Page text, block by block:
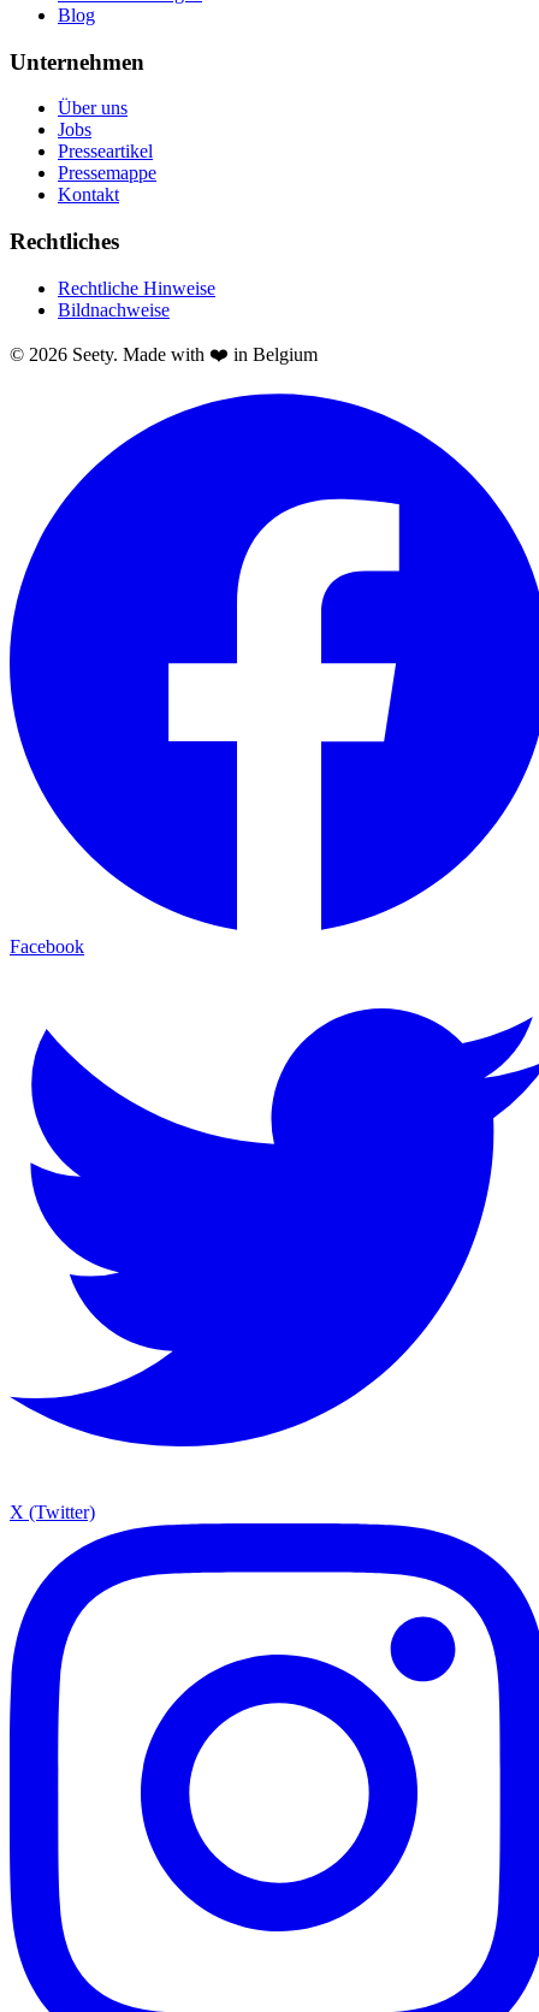
Blog
Unternehmen
Über uns
Jobs
Presseartikel
Pressemappe
Kontakt
Rechtliches
Rechtliche Hinweise
Bildnachweise
© 2026 Seety. Made with ❤️ in Belgium
Facebook
X (Twitter)